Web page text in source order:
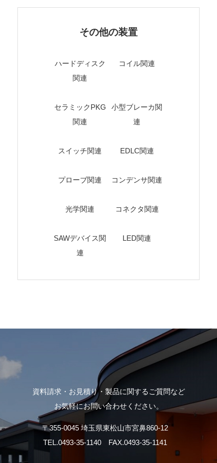
その他の装置
ハードディスク
関連
コイル関連
セラミックPKG
関連
小型ブレーカ関
連
スイッチ関連 EDLC関連
プローブ関連 コンデンサ関連
光学関連 コネクタ関連
SAWデバイス関
連
LED関連
資料請求・お見積り・製品に関するご質問など
お気軽にお問い合わせください。
〒355-0045 埼玉県東松山市宮鼻860-12
TEL.0493-35-1140 FAX.0493-35-1141